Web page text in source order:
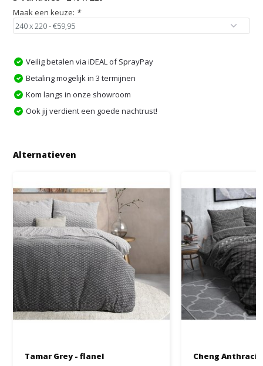
Maak een keuze: *
Veilig betalen via iDEAL of SprayPay
Betaling mogelijk in 3 termijnen
Kom langs in onze showroom
Ook jij verdient een goede nachtrust!
Alternatieven
Tamar Grey - flanel Cheng